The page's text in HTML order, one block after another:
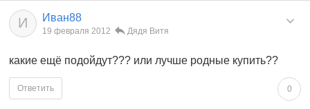
И Иван88
19 февраля 2012 Дядя Витя
какие ещё подойдут??? или лучше родные купить??
0
Ответить